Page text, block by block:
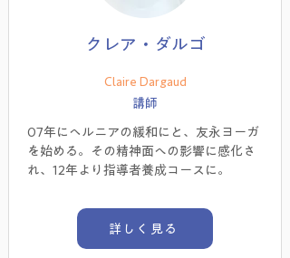
クレア・ダルゴ
Claire Dargaud
講師
07年にヘルニアの緩和にと、友永ヨーガ
を始める。その精神面への影響に感化さ
れ、12年より指導者養成コースに。
詳しく見る